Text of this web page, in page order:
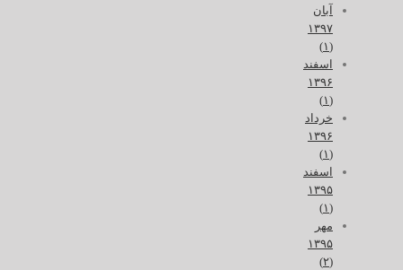
آبان
۱۳۹۷
(۱)
اسفند
۱۳۹۶
(۱)
خرداد
۱۳۹۶
(۱)
اسفند
۱۳۹۵
(۱)
مهر
۱۳۹۵
(۲)